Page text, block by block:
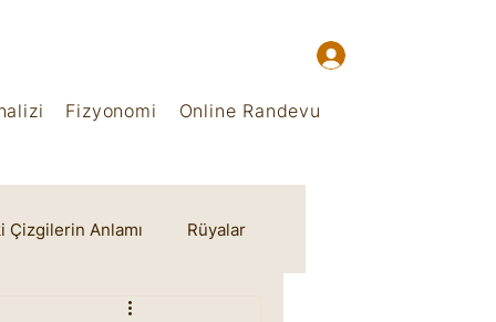
Fizyonomi Online Randevu
Çizgilerin Anlamı Rüyalar